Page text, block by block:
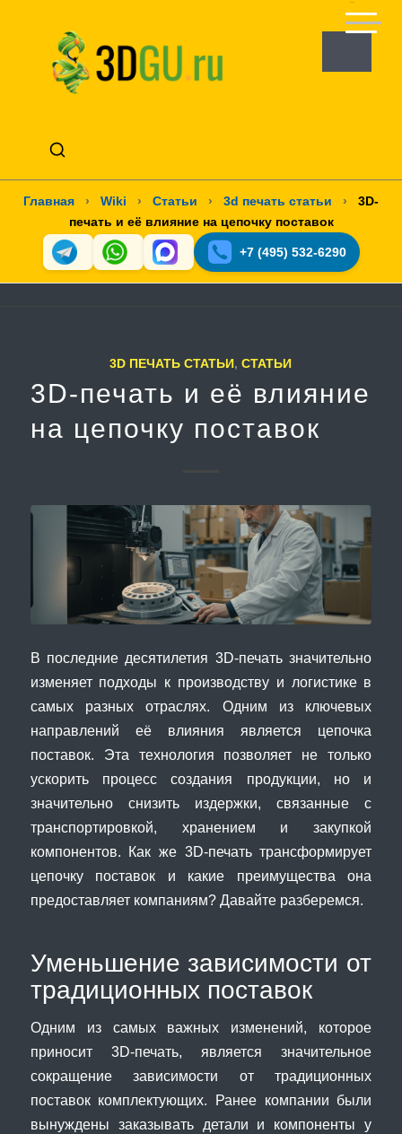
Главная › Wiki › Статьи › 3d печать статьи ›
3D-
печать и её влияние на цепочку поставок
+7 (495) 532-6290
3D ПЕЧАТЬ СТАТЬИ,СТАТЬИ
3D-печать и её влияние
на цепочку поставок
В последние десятилетия 3D-печать значительно
изменяет подходы к производству и логистике в
самых разных отраслях. Одним из ключевых
направлений её влияния является цепочка
поставок. Эта технология позволяет не только
ускорить процесс создания продукции, но и
значительно снизить издержки, связанные с
транспортировкой, хранением и закупкой
компонентов. Как же 3D-печать трансформирует
цепочку поставок и какие преимущества она
предоставляет компаниям? Давайте разберемся.
Уменьшение зависимости от
традиционных поставок
Одним из самых важных изменений, которое
приносит 3D-печать, является значительное
сокращение зависимости от традиционных
поставок комплектующих. Ранее компании были
вынуждены заказывать детали и компоненты у